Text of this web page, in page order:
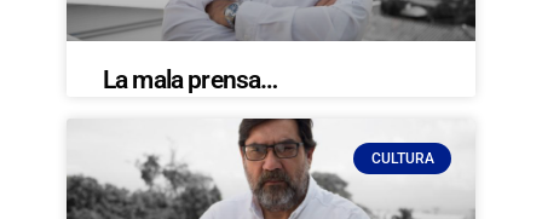
La mala prensa…
CULTURA